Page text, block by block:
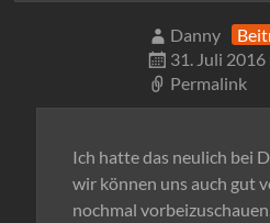
Danny
31. Juli
Permalink
Ich hatte das neulich bei
wir können uns auch gut
nochmal